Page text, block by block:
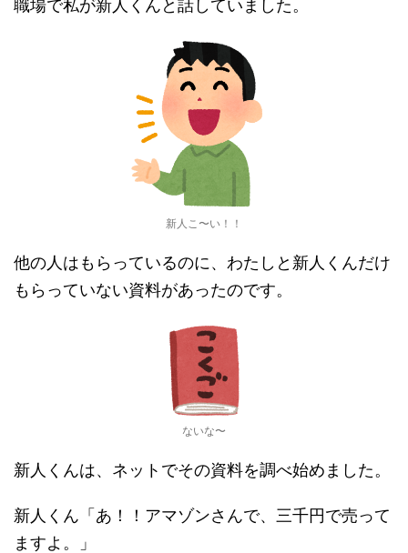
職場で私が新人くんと話していました。
新人こ〜い！！
他の人はもらっているのに、わたしと新人くんだけ
もらっていない資料があったのです。
ないな〜
新人くんは、ネットでその資料を調べ始めました。
新人くん「あ！！アマゾンさんで、三千円で売って
ますよ。」